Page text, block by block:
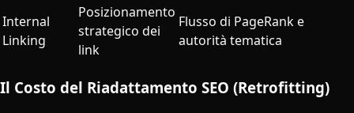
Internal
Linking
Posizionamento
strategico dei
link
Flusso di PageRank e
autorità tematica
Il Costo del Riadattamento SEO (Retrofitting)